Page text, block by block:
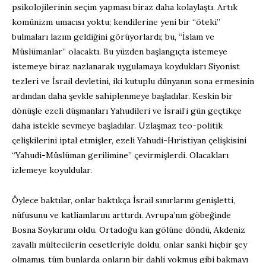
psikolojilerinin seçim yapması biraz daha kolaylaştı. Artık
komünizm umacısı yoktu; kendilerine yeni bir “öteki”
bulmaları lazım geldiğini görüyorlardı; bu, “İslam ve
Müslümanlar” olacaktı. Bu yüzden başlangıçta istemeye
istemeye biraz nazlanarak uygulamaya koydukları Siyonist
tezleri ve İsrail devletini, iki kutuplu dünyanın sona ermesinin
ardından daha şevkle sahiplenmeye başladılar. Keskin bir
dönüşle ezeli düşmanları Yahudileri ve İsrail’i gün geçtikçe
daha istekle sevmeye başladılar. Uzlaşmaz teo-politik
çelişkilerini iptal etmişler, ezeli Yahudi-Hıristiyan çelişkisini
“Yahudi-Müslüman gerilimine” çevirmişlerdi. Olacakları
izlemeye koyuldular.
Öylece baktılar, onlar baktıkça İsrail sınırlarını genişletti,
nüfusunu ve katliamlarını arttırdı. Avrupa’nın göbeğinde
Bosna Soykırımı oldu. Ortadoğu kan gölüne döndü, Akdeniz
zavallı mültecilerin cesetleriyle doldu, onlar sanki hiçbir şey
olmamış, tüm bunlarda onların bir dahli yokmuş gibi bakmayı